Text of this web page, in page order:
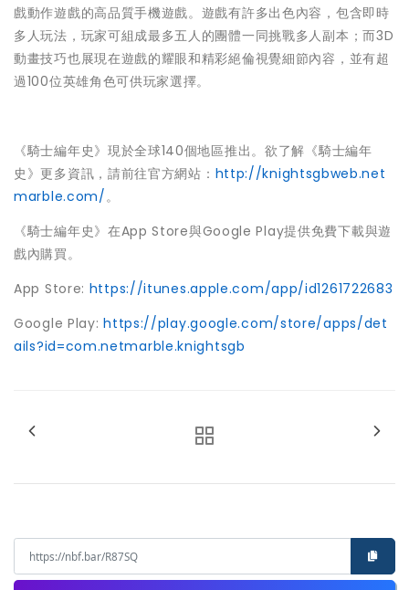
戲動作遊戲的高品質手機遊戲。遊戲有許多出色內容，包含即時
多人玩法，玩家可組成最多五人的團體一同挑戰多人副本；而3D
動畫技巧也展現在遊戲的耀眼和精彩絕倫視覺細節內容，並有超
過100位英雄角色可供玩家選擇。
《騎士編年史》現於全球140個地區推出。欲了解《騎士編年
史》更多資訊，請前往官方網站： http://knightsgbweb.net
marble.com/。
《騎士編年史》在App Store與Google Play提供免費下載與遊
戲內購買。
App Store: https://itunes.apple.com/app/id1261722683
Google Play:https://play.google.com/store/apps/det
ails?id=com.netmarble.knightsgb